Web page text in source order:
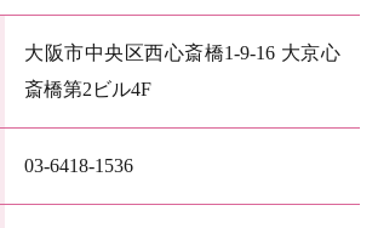
大阪市中央区西心斎橋1-9-16 大京心
斎橋第2ビル4F
03-6418-1536